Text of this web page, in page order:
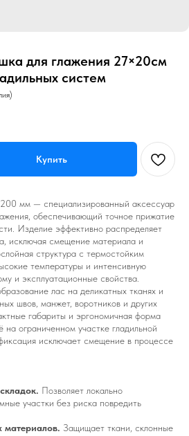
для глажения 27×20см
систем
Купить
мм — специализированный аксессуар
обеспечивающий точное прижатие
Изделие эффективно распределяет
исключая смещение материала и
структура с термостойким
температуры и интенсивную
и эксплуатационные свойства.
лас на деликатных тканях и
швов, манжет, воротников и других
габариты и эргономичная форма
на ограниченном участке гладильной
исключает смещение в процессе
Позволяет локально
участки без риска повредить
материалов. Защищает ткани, склонные